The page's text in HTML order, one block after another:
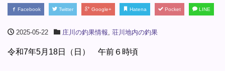
Facebook Twitter Google+ Hatena Pocket LINE
2025-05-22 庄川の釣果情報 荘川地内の釣果
令和7年5月18日（日） 午前６時頃